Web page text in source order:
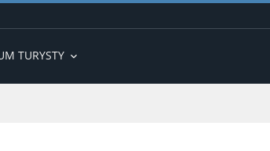
TURYSTY expand_more